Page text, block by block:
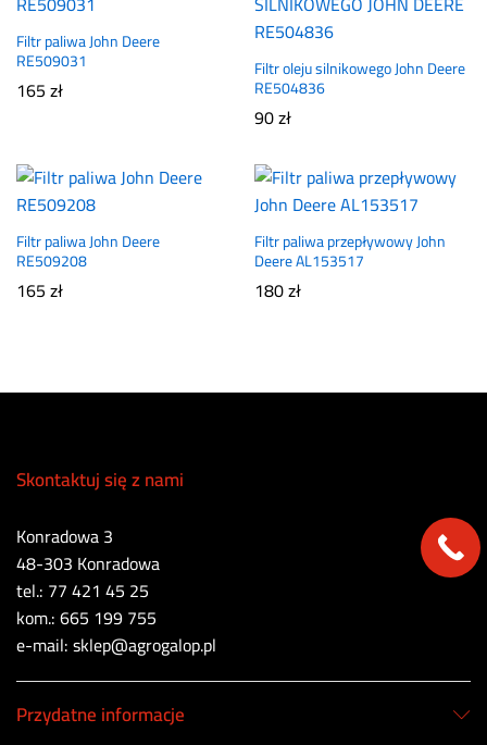
Filtr paliwa John Deere
RE509031
165zł
Filtr oleju silnikowego John Deere
RE504836
90zł
Filtr paliwa John Deere
RE509208
165zł
Filtr paliwa przepływowy John
Deere AL153517
180zł
Skontaktuj się z nami
Konradowa 3
48-303 Konradowa
tel.: 77 421 45 25
kom.: 665 199 755
e-mail: sklep@agrogalop.pl
Przydatne informacje